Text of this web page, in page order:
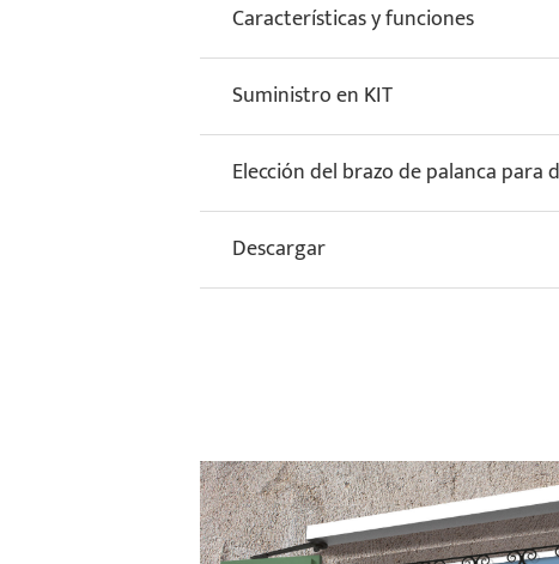
Características y funciones
Suministro en KIT
Elección del brazo de palanca
Descargar